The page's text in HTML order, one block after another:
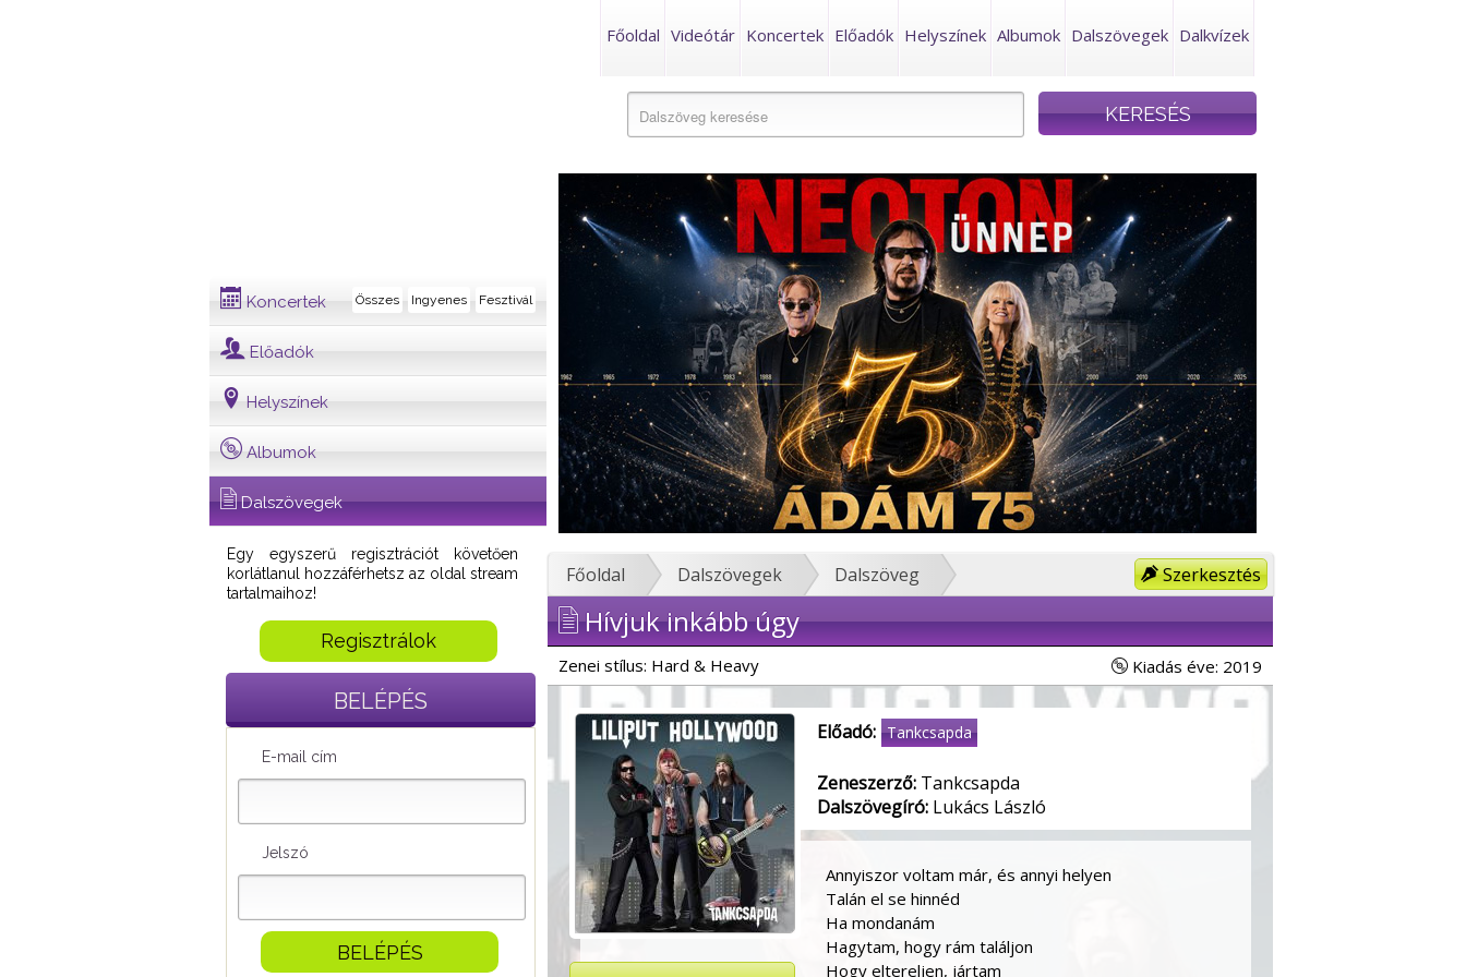
Főoldal Videótár Koncertek Előadók Helyszínek Albumok Dalszövegek Dalkvízek
Koncertek Fesztivál
Ingyenes
Összes
Előadók
Helyszínek
Albumok
Dalszövegek
Egy egyszerű regisztrációt követően
korlátlanul hozzáférhetsz az oldal stream
tartalmaihoz!
Regisztrálok
BELÉPÉS
E-mail cím
Jelszó
Szerkesztés
Főoldal Dalszövegek Dalszöveg
Hívjuk inkább úgy
Zenei stílus: Hard & Heavy Kiadás éve: 2019
Előadó: Tankcsapda
Zeneszerző: Tankcsapda
Dalszövegíró: Lukács László
Annyiszor voltam már, és annyi helyen
Talán el se hinnéd
Ha mondanám
Hagytam, hogy rám találjon
Hogy eltereljen, jártam